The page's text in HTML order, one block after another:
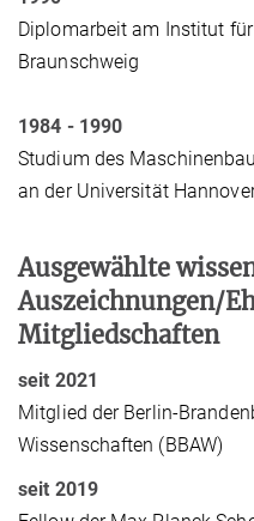
Diplomarbeit am Institut
Braunschweig
1984 - 1990
Studium des
an der Universität
Ausgewählte
Auszeichnungen/
Mitgliedschaften
seit 2021
Mitglied der Berlin-
Wissenschaften (BBAW)
seit 2019